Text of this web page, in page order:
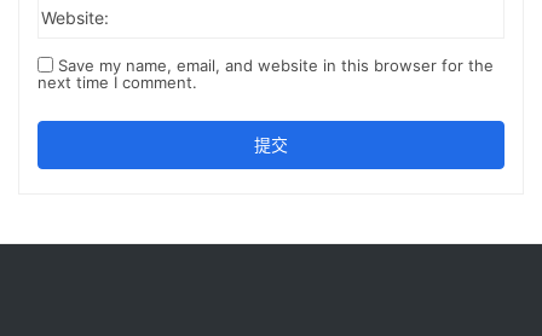
Website:
Save my name, email, and website in this browser for the
next time I comment.
提交